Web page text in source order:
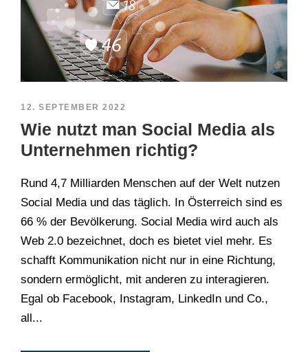
12. SEPTEMBER 2022
Wie nutzt man Social Media als
Unternehmen richtig?
Rund 4,7 Milliarden Menschen auf der Welt nutzen
Social Media und das täglich. In Österreich sind es
66 % der Bevölkerung. Social Media wird auch als
Web 2.0 bezeichnet, doch es bietet viel mehr. Es
schafft Kommunikation nicht nur in eine Richtung,
sondern ermöglicht, mit anderen zu interagieren.
Egal ob Facebook, Instagram, LinkedIn und Co.,
all...